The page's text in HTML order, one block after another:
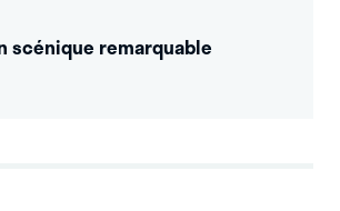
scénique remarquable